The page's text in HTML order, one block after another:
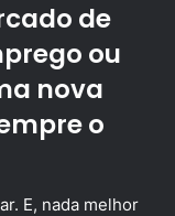
de
ou
nova
o
E, nada melhor